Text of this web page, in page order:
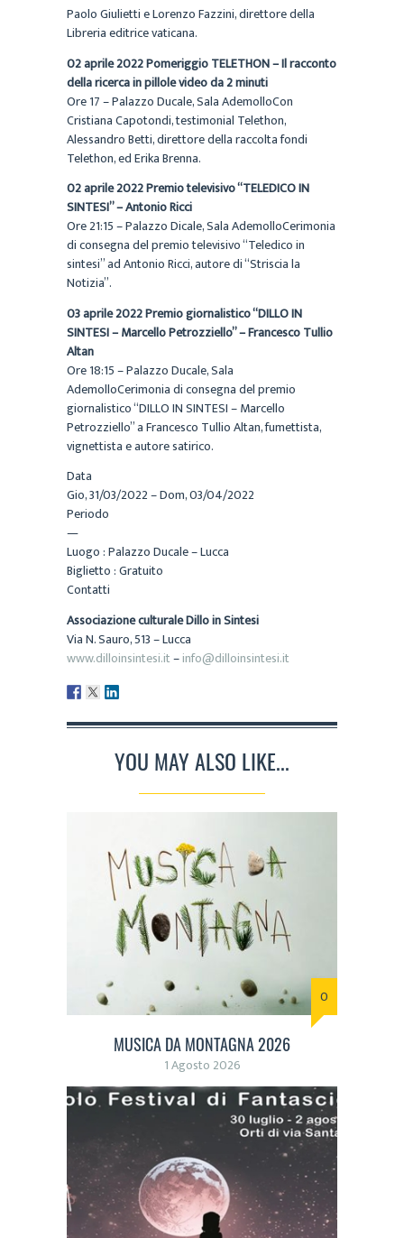
Paolo Giulietti e Lorenzo Fazzini, direttore della
Libreria editrice vaticana.
02 aprile 2022 Pomeriggio TELETHON – Il racconto
della ricerca in pillole video da 2 minuti
Ore 17 – Palazzo Ducale, Sala AdemolloCon
Cristiana Capotondi, testimonial Telethon,
Alessandro Betti, direttore della raccolta fondi
Telethon, ed Erika Brenna.
02 aprile 2022 Premio televisivo “TELEDICO IN
SINTESI” – Antonio Ricci
Ore 21:15 – Palazzo Dicale, Sala AdemolloCerimonia
di consegna del premio televisivo “Teledico in
sintesi” ad Antonio Ricci, autore di “Striscia la
Notizia”.
03 aprile 2022 Premio giornalistico “DILLO IN
SINTESI – Marcello Petrozziello” – Francesco Tullio
Altan
Ore 18:15 – Palazzo Ducale, Sala
AdemolloCerimonia di consegna del premio
giornalistico “DILLO IN SINTESI – Marcello
Petrozziello” a Francesco Tullio Altan, fumettista,
vignettista e autore satirico.
Data
Gio, 31/03/2022 – Dom, 03/04/2022
Periodo
—
Luogo : Palazzo Ducale – Lucca
Biglietto : Gratuito
Contatti
Associazione culturale Dillo in Sintesi
Via N. Sauro, 513 – Lucca
www.dilloinsintesi.it–info@dilloinsintesi.it
YOU MAY ALSO LIKE...
0
MUSICA DA MONTAGNA 2026
1 Agosto 2026